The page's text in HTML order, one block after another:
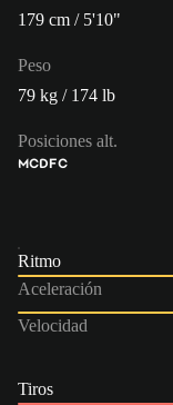
179 cm / 5'10"
Peso
79 kg / 174 lb
Posiciones alt.
MCDFC
Ritmo
Aceleración
Velocidad
Tiros